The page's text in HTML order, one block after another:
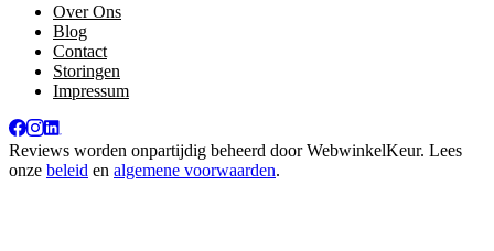
Over Ons
Blog
Contact
Storingen
Impressum
Reviews worden onpartijdig beheerd doorWebwinkelKeur. Lees
onze beleid en algemene voorwaarden.